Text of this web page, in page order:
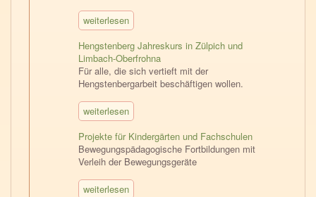
weiterlesen
Hengstenberg Jahreskurs in Zülpich und
Limbach-Oberfrohna
Für alle, die sich vertieft mit der
Hengstenbergarbeit beschäftigen wollen.
weiterlesen
Projekte für Kindergärten und Fachschulen
Bewegungspädagogische Fortbildungen mit
Verleih der Bewegungsgeräte
weiterlesen